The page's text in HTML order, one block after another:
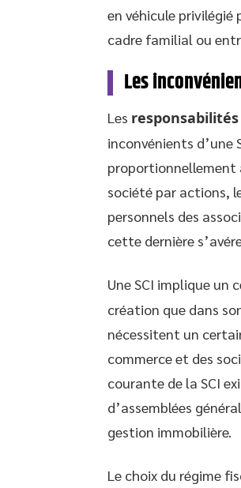
en véhicule
cadre familial ou
Les
Les
inconvénients
proportionnellement
société par actions,
personnels des
cette dernière
Une SCI implique un
création que dans
nécessitent un
commerce et des
courante de la SCI
d’assemblées
gestion immobilière.
Le choix du régime